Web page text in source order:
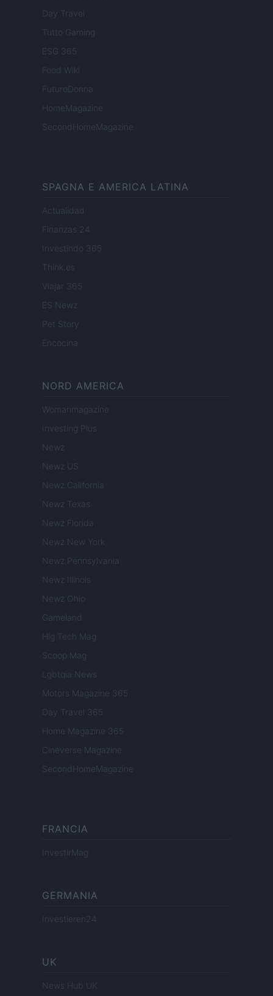
Day Travel
Tutto Gaming
ESG 365
Food Wiki
FuturoDonna
HomeMagazine
SecondHomeMagazine
SPAGNA E AMERICA LATINA
Actualidad
Finanzas 24
Investindo 365
Think.es
Viajar 365
ES Newz
Pet Story
Encocina
NORD AMERICA
Womanmagazine
Investing Plus
Newz
Newz US
Newz California
Newz Texas
Newz Florida
Newz New York
Newz Pennsylvania
Newz Illinois
Newz Ohio
Gameland
Hig Tech Mag
Scoop Mag
Lgbtqia News
Motors Magazine 365
Day Travel 365
Home Magazine 365
Cineverse Magazine
SecondHomeMagazine
FRANCIA
InvestirMag
GERMANIA
Investieren24
UK
News Hub UK